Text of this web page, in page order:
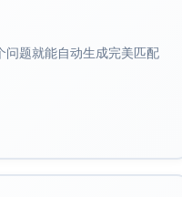
问题就能自动生成完美匹配